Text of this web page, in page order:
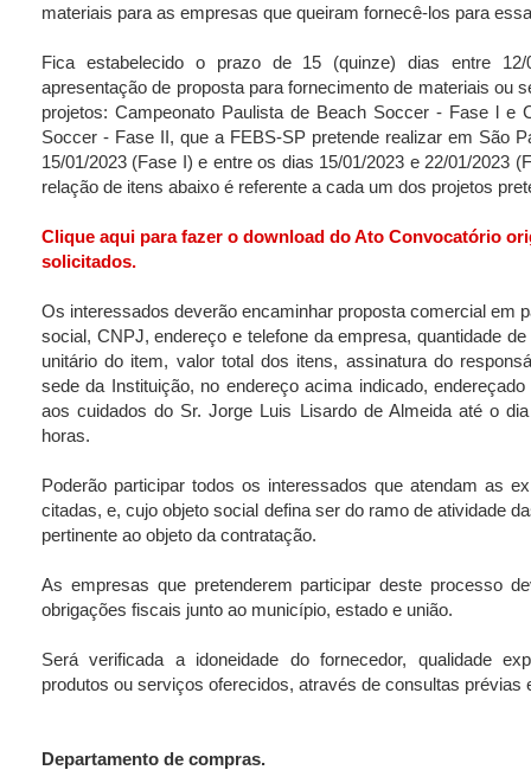
materiais para as empresas que queiram fornecê-los para
Fica estabelecido o prazo de 15 (quinze) dias entre 12/
apresentação de proposta para fornecimento de materiais ou
projetos: Campeonato Paulista de Beach Soccer - Fase l e
Soccer - Fase II, que a FEBS-SP pretende realizar em São
15/01/2023 (Fase I) e entre os dias 15/01/2023 e 22/01/2023
relação de itens abaixo é referente a cada um dos projetos
Clique aqui para fazer o download do Ato Convocatório
solicitados.
Os interessados deverão encaminhar proposta comercial em
social, CNPJ, endereço e telefone da empresa, quantidade
unitário do item, valor total dos itens, assinatura do
sede da Instituição, no endereço acima indicado,
aos cuidados do Sr. Jorge Luis Lisardo de Almeida até o
horas.
Poderão participar todos os interessados que atendam as
citadas, e, cujo objeto social defina ser do ramo de atividade
pertinente ao objeto da contratação.
As empresas que pretenderem participar deste processo
obrigações fiscais junto ao município, estado e união.
Será verificada a idoneidade do fornecedor, qualidade
produtos ou serviços oferecidos, através de consultas prévias
Departamento de compras.